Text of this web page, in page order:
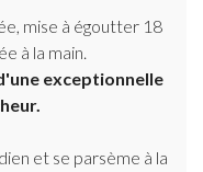
mise à égoutter 18
à la main.
exceptionnelle
et se parsème à la